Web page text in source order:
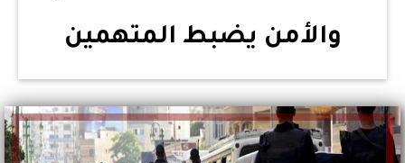
والأمن يضبط المتهمين